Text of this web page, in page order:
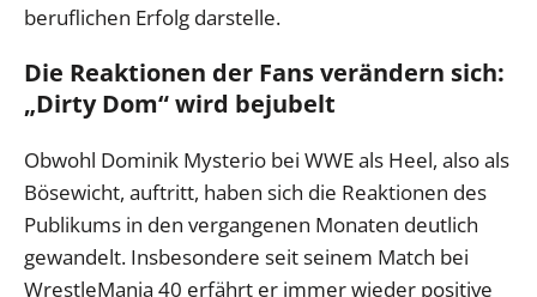
beruflichen Erfolg darstelle.
Die Reaktionen der Fans verändern sich:
„Dirty Dom“ wird bejubelt
Obwohl Dominik Mysterio bei WWE als Heel, also als
Bösewicht, auftritt, haben sich die Reaktionen des
Publikums in den vergangenen Monaten deutlich
gewandelt. Insbesondere seit seinem Match bei
WrestleMania 40 erfährt er immer wieder positive